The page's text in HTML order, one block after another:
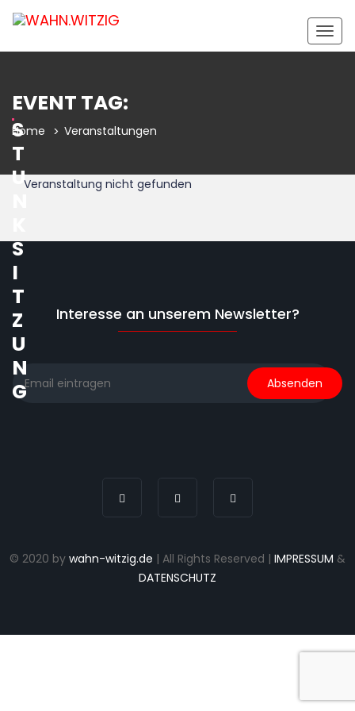
EVENT TAG:
S
T
U
S
I
T
Z
U
N
G
Home Veranstaltungen
Veranstaltung nicht gefunden
Interesse an unserem Newsletter?
© 2020 by wahn-witzig.de | All Rights Reserved | IMPRESSUM &
DATENSCHUTZ